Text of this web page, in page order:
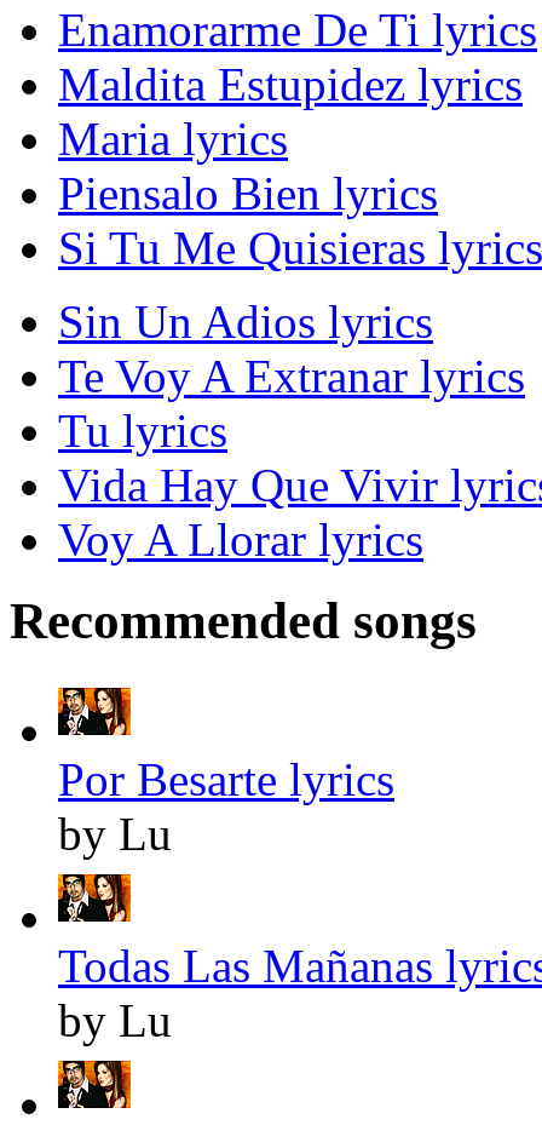
Enamorarme De Ti lyrics
Maldita Estupidez lyrics
Maria lyrics
Piensalo Bien lyrics
Si Tu Me Quisieras lyrics
Sin Un Adios lyrics
Te Voy A Extranar lyrics
Tu lyrics
Vida Hay Que Vivir
Voy A Llorar lyrics
Recommended songs
Por Besarte lyrics
by Lu
Todas Las Mañanas
by Lu